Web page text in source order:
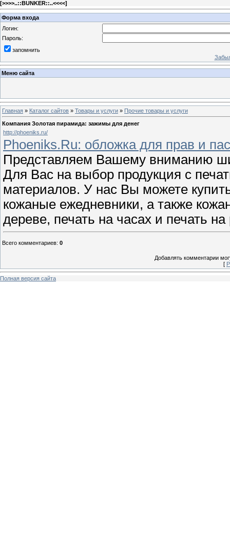
[>>>>..::BUNKER::..<<<<]
Форма входа
Логин:
Пароль:
запомнить
Меню сайта
Главная » Каталог сайтов » Товары и услуги » Прочие товары и услуги
Компания Золотая пирамида: зажимы для денег
http://phoeniks.ru/
Phoeniks.Ru: обложка для прав и
Представляем Вашему вниманию
Для Вас на выбор продукция с
материалов. У нас Вы можете
кожаные ежедневники, а также
дереве, печать на часах и печать
Всего комментариев: 0
Добавлять комментарии
[
Полная версия сайта